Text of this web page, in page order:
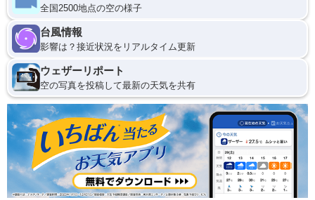
全国2500地点の空の様子
台風情報
影響は？接近状況をリアルタイム更新
ウェザーリポート
空の写真を投稿して最新の天気を共有